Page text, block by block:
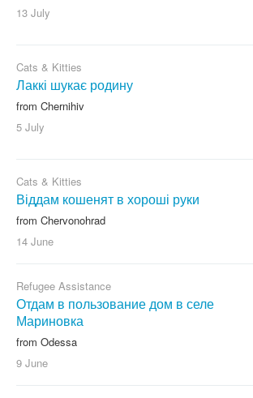
13 July
Cats & Kitties
Лаккі шукає родину
from Chernihiv
5 July
Cats & Kitties
Віддам кошенят в хороші руки
from Chervonohrad
14 June
Refugee Assistance
Отдам в пользование дом в селе
Мариновка
from Odessa
9 June